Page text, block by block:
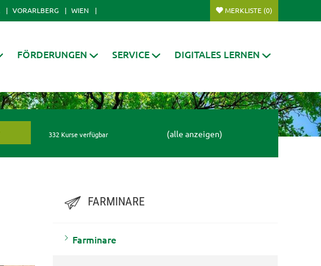
VORARLBERG WIEN MERKLISTE (0)
FÖRDERUNGEN SERVICE DIGITALES LERNEN
332 Kurse verfügbar (alle anzeigen)
FARMINARE
Farminare